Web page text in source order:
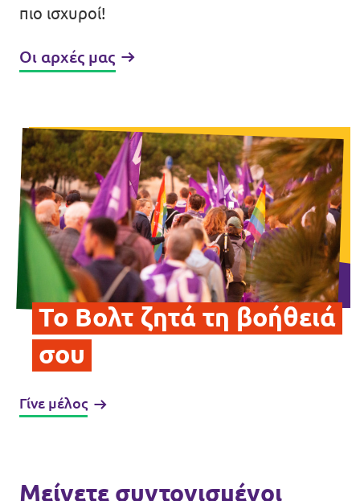
Έλα μαζί μας!
Επικοινωνία
Καταστατικό
Πολιτική απορρήτου
Όροι Χρήσης
Εσωτερικό δίκτυο (Intranet)
πιο ισχυροί!
Οι αρχές μας
Το Βολτ ζητά τη βοήθειά
σου
Γίνε μέλος
Μείνετε συντονισμένοι